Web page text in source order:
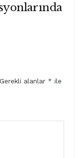
Gerekli alanlar * ile